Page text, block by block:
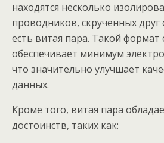
находятся несколько
проводников, скрученных друг
есть витая пара. Такой формат
обеспечивает минимум
что значительно улучшает
данных.
Кроме того, витая пара
достоинств, таких как: